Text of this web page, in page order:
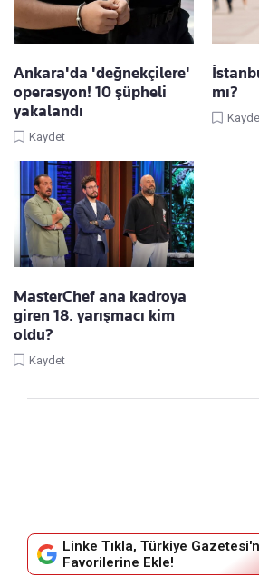
Ankara'da 'değnekçilere'
operasyon! 10 şüpheli
yakalandı
Kaydet
mı?
MasterChef ana kadroya
giren 18. yarışmacı kim
oldu?
Kaydet
Linke Tıkla, Türkiye
Favorilerine Ekle!